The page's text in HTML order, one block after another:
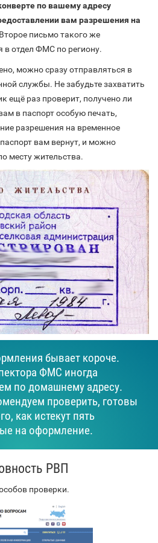
по вашему адресу
вам разрешения на
Второе письмо такого же
в отдел ФМС по региону.
можно сразу отправляться в
службы. Не забудьте захватить
ещё раз проверит, получено ли
в паспорт особую печать,
разрешения на временное
вам вернут, и можно
месту жительства.
бывает короче.
ФМС иногда
по домашнему адресу.
проверить, готовы
как истекут пять
на оформление.
РВП
проверки.